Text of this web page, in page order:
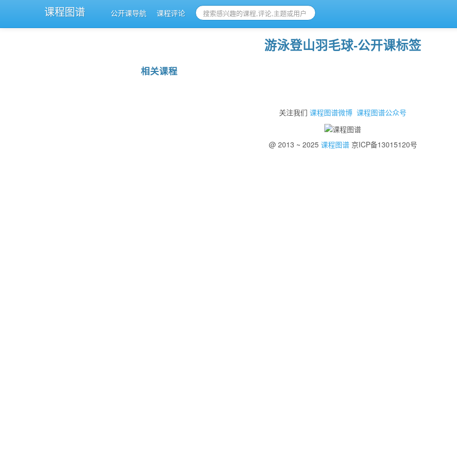
课程图谱 公开课导航 课程评论
游泳登山羽毛球-公开课标签
相关课程
关注我们 课程图谱微博 课程图谱公众号
@ 2013 ~ 2025 课程图谱京ICP备13015120号